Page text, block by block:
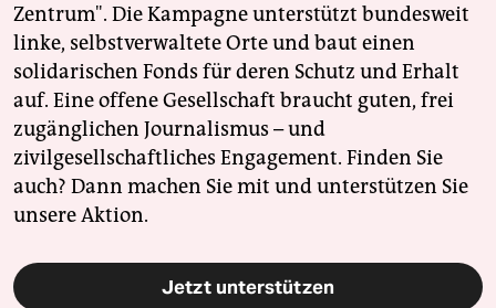
Zentrum". Die Kampagne unterstützt bundesweit
linke, selbstverwaltete Orte und baut einen
solidarischen Fonds für deren Schutz und Erhalt
auf. Eine offene Gesellschaft braucht guten, frei
zugänglichen Journalismus – und
zivilgesellschaftliches Engagement. Finden Sie
auch? Dann machen Sie mit und unterstützen Sie
unsere Aktion.
Jetzt unterstützen